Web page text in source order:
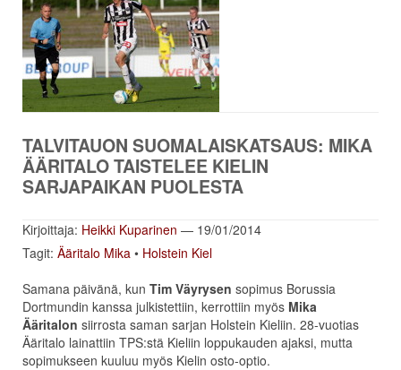
TALVITAUON SUOMALAISKATSAUS: MIKA
ÄÄRITALO TAISTELEE KIELIN
SARJAPAIKAN PUOLESTA
Kirjoittaja: Heikki Kuparinen — 19/01/2014
Tagit: Ääritalo Mika • Holstein Kiel
Samana päivänä, kun Tim Väyrysen sopimus Borussia
Dortmundin kanssa julkistettiin, kerrottiin myös Mika
Ääritalon siirrosta saman sarjan Holstein Kieliin. 28-vuotias
Ääritalo lainattiin TPS:stä Kieliin loppukauden ajaksi, mutta
sopimukseen kuuluu myös Kielin osto-optio.